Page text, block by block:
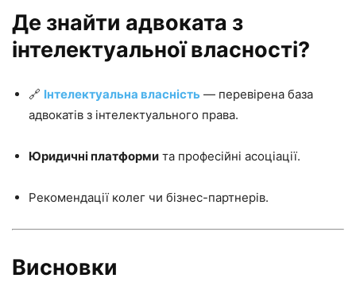
Де знайти адвоката з
інтелектуальної власності?
🔗 Інтелектуальна власність — перевірена база
адвокатів з інтелектуального права.
Юридичні платформи та професійні асоціації.
Рекомендації колег чи бізнес-партнерів.
Висновки